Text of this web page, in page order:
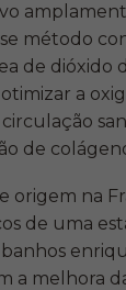
método
de dióxido
a
de
origem na
de uma
a melhora